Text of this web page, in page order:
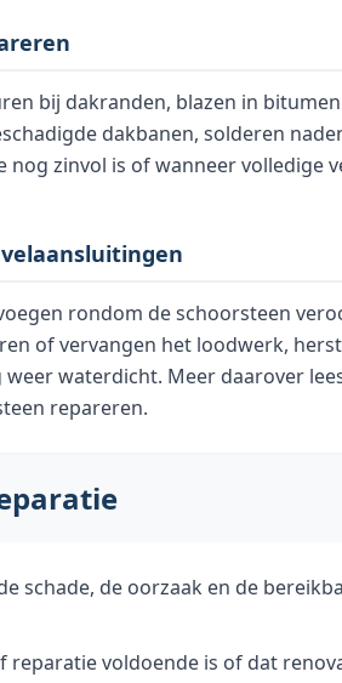
bij dakranden, blazen in
dakbanen, solderen
nog zinvol is of wanneervolledige
rondom de schoorsteen
of vervangen het loodwerk,
waterdicht. Meer daarover
repareren.
schade, de oorzaak en de
reparatie voldoende is of dat